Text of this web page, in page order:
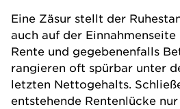
Eine Zäsur stellt der
auch auf der
Rente und gegebenenfalls
rangieren oft spürbar unter
letzten Nettogehalts.
entstehende Rentenlücke